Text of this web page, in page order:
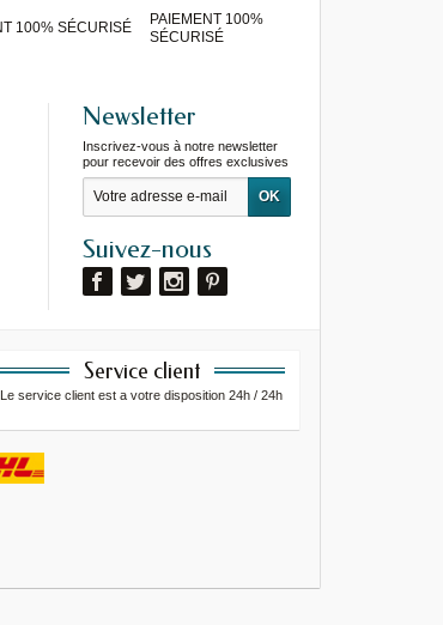
PAIEMENT 100%
SÉCURISÉ
Newsletter
Inscrivez-vous à notre newsletter
pour recevoir des offres exclusives
Suivez-nous
Service client
Le service client est a votre disposition 24h / 24h